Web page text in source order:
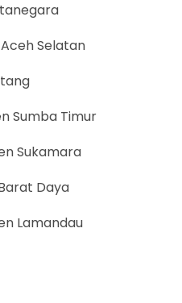
Selatan
Sumba Timur
Sukamara
Daya
Lamandau